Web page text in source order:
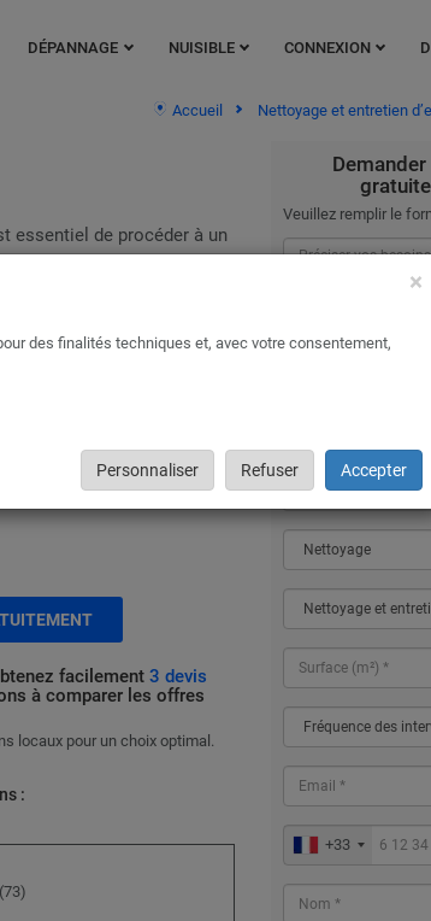
DÉPANNAGE NUISIBLE CONNEXION
Accueil Nettoyage et entretien
essentiel de procéder à un
état ponctuelle ou d’un
:
facilement 3 devis
à comparer les offres
locaux pour un choix optimal.
:
Veuillez remplir le
73100 - Aix-les-Bains
+33
×
des finalités techniques et, avec votre consentement,
Personnaliser Refuser Accepter